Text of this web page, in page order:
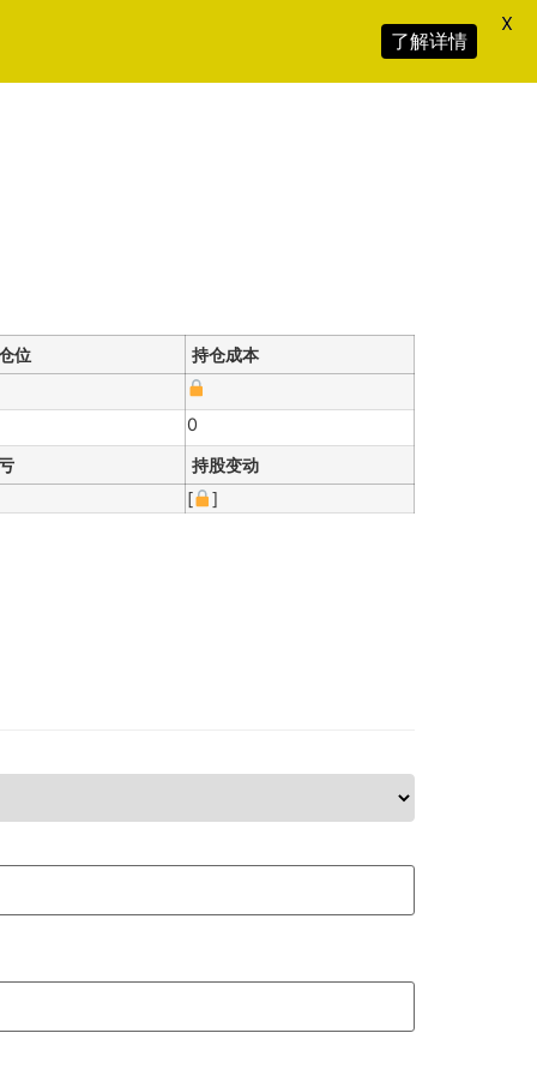
位 持仓成本
0
持股变动
[
]
了解详情
X